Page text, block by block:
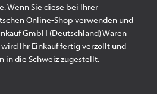
Wenn Sie diese bei Ihrer
Online-Shop verwenden und
GmbH (Deutschland) Waren
Ihr Einkauf fertig verzollt und
in die Schweiz zugestellt.